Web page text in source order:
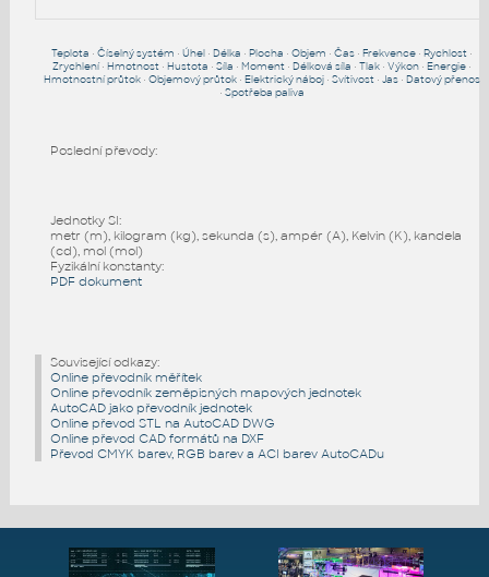
Teplota • Číselný systém • Úhel• Délka • Plocha • Objem • Čas• Frekvence• Rychlost•
Zrychlení• Hmotnost• Hustota • Síla • Moment• Délková síla • Tlak• Výkon• Energie•
Hmotnostní průtok• Objemový průtok• Elektrický náboj• Svítivost• Jas• Datový přenos
• Spotřeba paliva
Poslední převody:
Jednotky SI:
metr (m), kilogram (kg), sekunda (s), ampér (A), Kelvin (K), kandela
(cd), mol (mol)
Fyzikální konstanty:
PDF dokument
Související odkazy:
Online převodník měřítek
Online převodník zeměpisných mapových jednotek
AutoCAD jako převodník jednotek
Online převod STL na AutoCAD DWG
Online převod CAD formátů na DXF
Převod CMYK barev, RGB barev a ACI barev AutoCADu